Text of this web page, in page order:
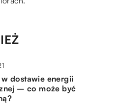
w dostawie energii
– co może być